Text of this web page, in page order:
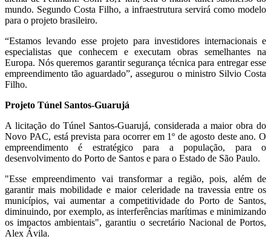
mundo. Segundo Costa Filho, a infraestrutura servirá como modelo
para o projeto brasileiro.
“Estamos levando esse projeto para investidores internacionais e
especialistas que conhecem e executam obras semelhantes na
Europa. Nós queremos garantir segurança técnica para entregar esse
empreendimento tão aguardado”, assegurou o ministro Silvio Costa
Filho.
Projeto Túnel Santos-Guarujá
A licitação do Túnel Santos-Guarujá, considerada a maior obra do
Novo PAC, está prevista para ocorrer em 1º de agosto deste ano. O
empreendimento é estratégico para a população, para o
desenvolvimento do Porto de Santos e para o Estado de São Paulo.
"Esse empreendimento vai transformar a região, pois, além de
garantir mais mobilidade e maior celeridade na travessia entre os
municípios, vai aumentar a competitividade do Porto de Santos,
diminuindo, por exemplo, as interferências marítimas e minimizando
os impactos ambientais", garantiu o secretário Nacional de Portos,
Alex Ávila.